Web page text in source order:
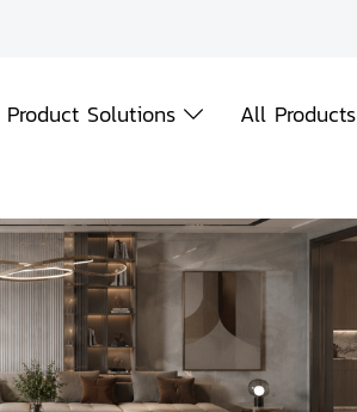
Product Solutions All Products